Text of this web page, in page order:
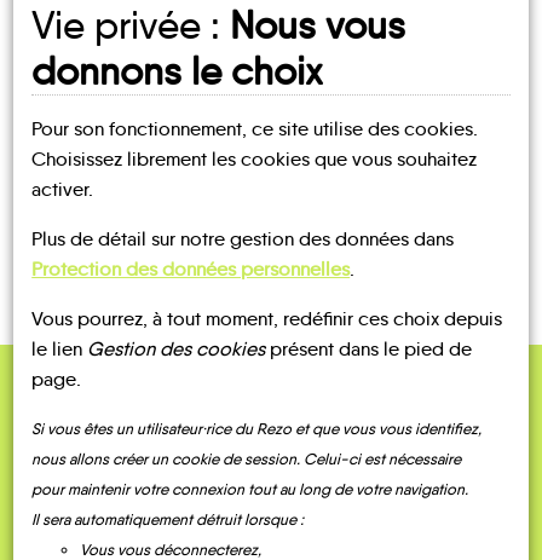
UN AVIS, UN TÉMOIGNAGE
À PARTAGER ?
CONTACTEZ-NOUS !
QUELQUES
Témoignages
Vie privée : Nous vous
donnons le choix
Pour son fonctionnement, ce site utilise des cookies.
Choisissez librement les cookies que vous souhaitez
activer.
Plus de détail sur notre gestion des données dans
Protection des données personnelles.
Vous pourrez, à tout moment, redéfinir ces choix depuis
le lien Gestion des cookiesprésent dans le pied de
page.
Si vous êtes un utilisateur·rice du Rezo et que vous vous identifiez,
nous allons créer un cookie de session. Celui-ci est nécessaire
pour maintenir votre connexion tout au long de votre navigation.
Il sera automatiquement détruit lorsque :
Vous vous déconnecterez,